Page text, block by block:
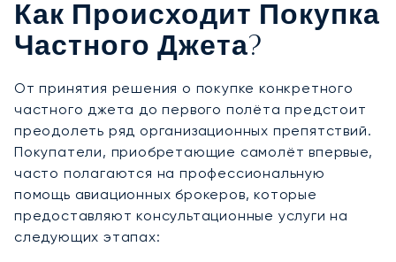
Как Происходит Покупка
Частного Джета?
От принятия решения о покупке конкретного
частного джета до первого полёта предстоит
преодолеть ряд организационных препятствий.
Покупатели, приобретающие самолёт впервые,
часто полагаются на профессиональную
помощь авиационных брокеров, которые
предоставляют консультационные услуги на
следующих этапах: